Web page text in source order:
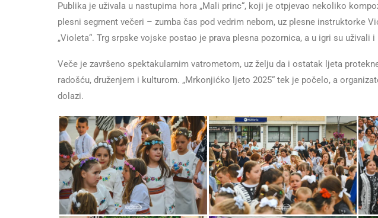
Publika je uživala u nastupima hora „Mali princ“, koji je otpjevao nekoliko
plesni segment večeri – zumba čas pod vedrim nebom, uz plesne instruktorke
„Violeta“. Trg srpske vojske postao je prava plesna pozornica, a u igri su uživali
Veče je završeno spektakularnim vatrometom, uz želju da i ostatak ljeta
radošću, druženjem i kulturom. „Mrkonjićko ljeto 2025“ tek je počelo, a
dolazi.